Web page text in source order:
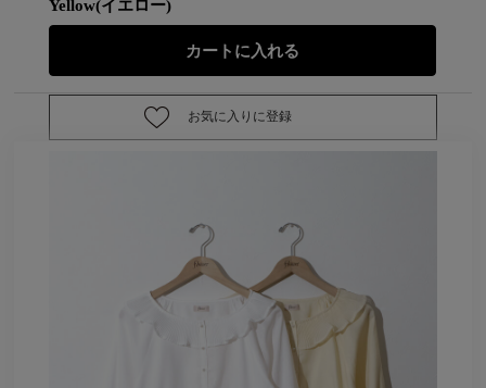
Yellow(イエロー)
お気に入りに登録